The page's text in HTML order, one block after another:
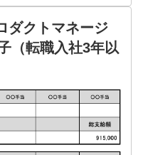
ダクトマネージ
（転職入社3年以